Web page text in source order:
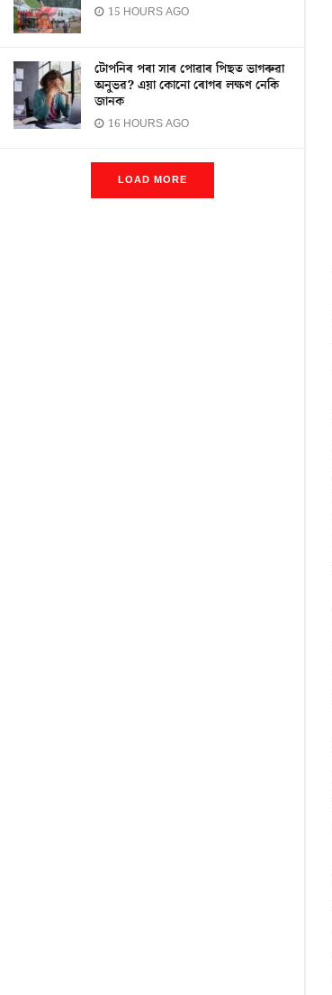
15 HOURS AGO
টোপনিৰ পৰা সাৰ পোৱাৰ পিছত ভাগৰুৱা
অনুভৱ? এয়া কোনো ৰোগৰ লক্ষণ নেকি
জানক
16 HOURS AGO
LOAD MORE